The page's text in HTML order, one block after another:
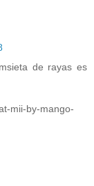
de rayas es
mii-by-mango-